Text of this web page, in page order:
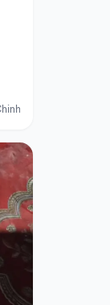
(đối diện văn